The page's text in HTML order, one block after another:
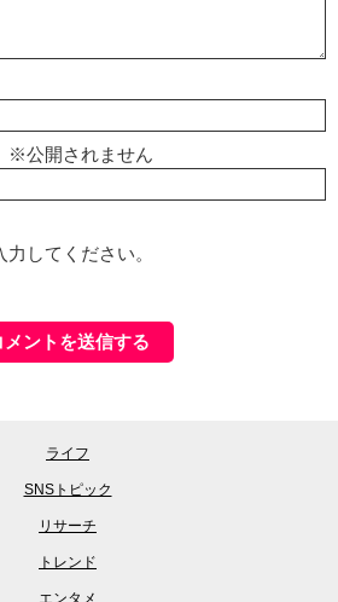
※公開されません
してください。
ライフ
SNSトピック
リサーチ
トレンド
エンタメ